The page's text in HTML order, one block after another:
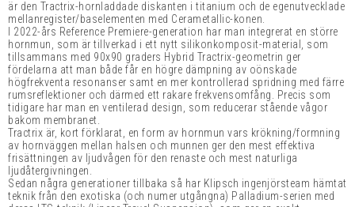
är den Tractrix-hornladdade diskanten i titanium och de egenutvecklade
mellanregister/baselementen med Cerametallic-konen.
I 2022-års Reference Premiere-generation har man integrerat en större
hornmun, som är tillverkad i ett nytt silikonkomposit-material, som
tillsammans med 90x90 graders Hybrid Tractrix-geometrin ger
fördelarna att man både får en högre dämpning av oönskade
högfrekventa resonanser samt en mer kontrollerad spridning med färre
rumsreflektioner och därmed ett rakare frekvensomfång. Precis som
tidigare har man en ventilerad design, som reducerar stående vågor
bakom membranet.
Tractrix är, kort förklarat, en form av hornmun vars krökning/formning
av hornväggen mellan halsen och munnen ger den mest effektiva
frisättningen av ljudvågen för den renaste och mest naturliga
ljudåtergivningen.
Sedan några generationer tillbaka så har Klipsch ingenjörsteam hämtat
teknik från den exotiska (och numer utgångna) Palladium-serien med